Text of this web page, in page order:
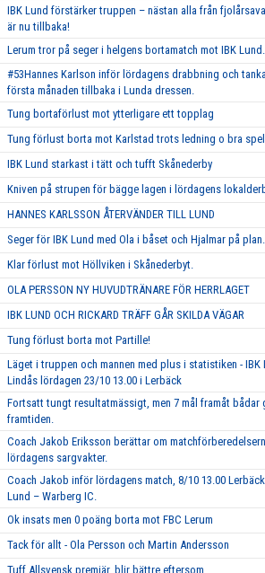
IBK Lund förstärker truppen – nästan alla från
är nu tillbaka!
Lerum tror på seger i helgens bortamatch mot IBK Lund.
#53Hannes Karlson inför lördagens drabbning och
första månaden tillbaka i Lunda dressen.
Tung bortaförlust mot ytterligare ett topplag
Tung förlust borta mot Karlstad trots ledning o bra
IBK Lund starkast i tätt och tufft Skånederby
Kniven på strupen för bägge lagen i lördagens
HANNES KARLSSON ÅTERVÄNDER TILL LUND
Seger för IBK Lund med Ola i båset och Hjalmar på plan.
Klar förlust mot Höllviken i Skånederbyt.
OLA PERSSON NY HUVUDTRÄNARE FÖR HERRLAGET
IBK LUND OCH RICKARD TRÄFF GÅR SKILDA VÄGAR
Tung förlust borta mot Partille!
Läget i truppen och mannen med plus i statistiken - IBK
Lindås lördagen 23/10 13.00 i Lerbäck
Fortsatt tungt resultatmässigt, men 7 mål framåt bådar
framtiden.
Coach Jakob Eriksson berättar om
lördagens sargvakter.
Coach Jakob inför lördagens match, 8/10 13.00
Lund – Warberg IC.
Ok insats men 0 poäng borta mot FBC Lerum
Tack för allt - Ola Persson och Martin Andersson
Tuff Allsvensk premiär, blir bättre eftersom.